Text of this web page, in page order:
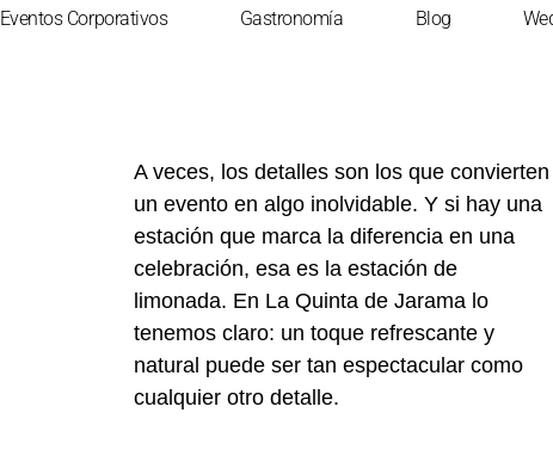
Eventos Corporativos Gastronomía Blog
A veces, los detalles son los que convierten
un evento en algo inolvidable. Y si hay una
estación que marca la diferencia en una
celebración, esa es la estación de
limonada. En La Quinta de Jarama lo
tenemos claro: un toque refrescante y
natural puede ser tan espectacular como
cualquier otro detalle.